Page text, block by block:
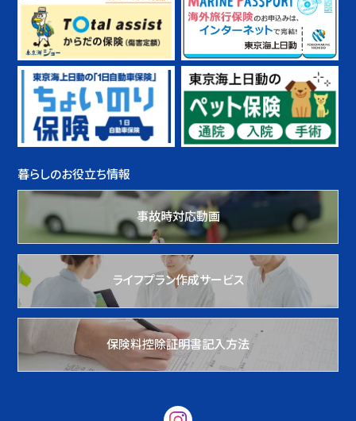
暮らしのお役立ち情報
事故時対応動画
ライフプラン作成サービス
保険料控除証明書記入方法